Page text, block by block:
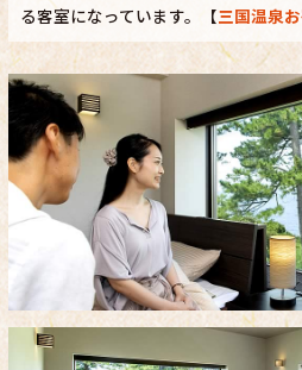
る客室になっています。【三国温泉